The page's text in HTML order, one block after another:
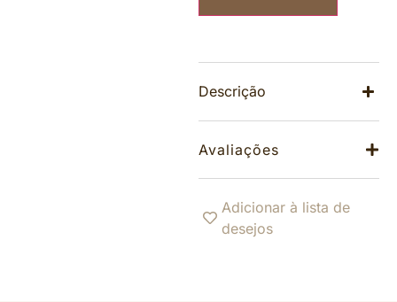
Descrição
Avaliações
Adicionar à lista de
desejos